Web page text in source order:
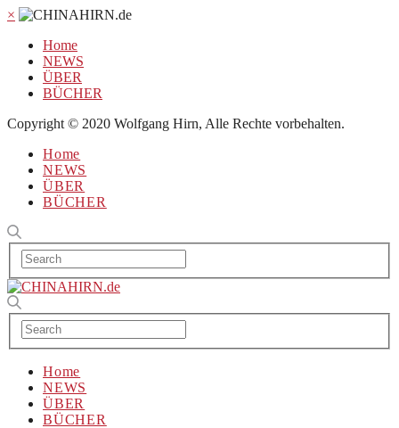
×
Home
NEWS
ÜBER
BÜCHER
Copyright © 2020 Wolfgang Hirn, Alle Rechte vorbehalten.
Home
NEWS
ÜBER
BÜCHER
Home
NEWS
ÜBER
BÜCHER